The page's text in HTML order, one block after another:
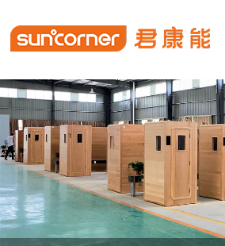
公司简介
加工车间
公司动态
阳光宝宝
咨询热线